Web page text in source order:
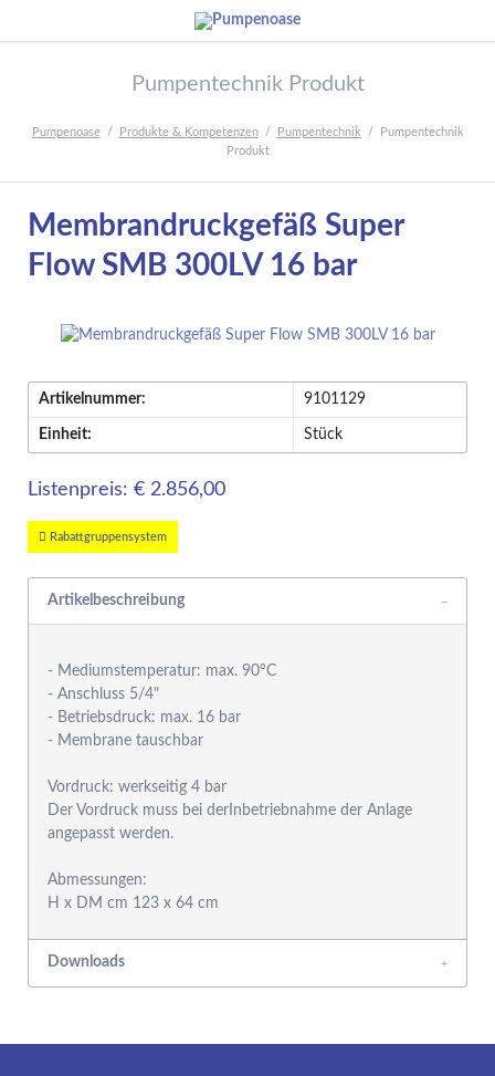
Pumpentechnik Produkt
Pumpenoase Produkte & Kompetenzen Pumpentechnik
Pumpentechnik
Produkt
Membrandruckgefäß Super
Flow SMB 300LV 16 bar
Artikelnummer: 9101129
Einheit: Stück
Listenpreis: € 2.856,00
Rabattgruppensystem
Artikelbeschreibung
- Mediumstemperatur: max. 90°C
- Anschluss 5/4"
- Betriebsdruck: max. 16 bar
- Membrane tauschbar
Vordruck: werkseitig 4 bar
Der Vordruck muss bei derInbetriebnahme der Anlage
angepasst werden.
Abmessungen:
Downloads